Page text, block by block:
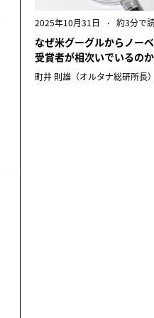
2025年10月31日 約3分で
なぜ米グーグルからノー
受賞者が相次いでいるのか
町井 則雄（オルタナ総研所長）